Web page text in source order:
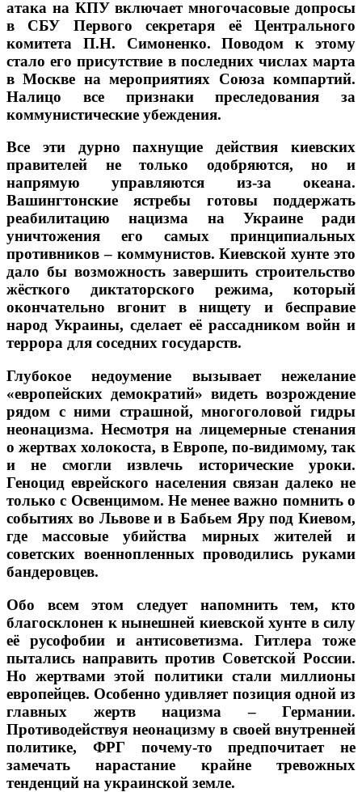
атака на КПУ включает многочасовые допросы
в СБУ Первого секретаря её Центрального
комитета П.Н. Симоненко. Поводом к этому
стало его присутствие в последних числах марта
в Москве на мероприятиях Союза компартий.
Налицо все признаки преследования за
коммунистические убеждения.
Все эти дурно пахнущие действия киевских
правителей не только одобряются, но и
напрямую управляются из-за океана.
Вашингтонские ястребы готовы поддержать
реабилитацию нацизма на Украине ради
уничтожения его самых принципиальных
противников – коммунистов. Киевской хунте это
дало бы возможность завершить строительство
жёсткого диктаторского режима, который
окончательно вгонит в нищету и бесправие
народ Украины, сделает её рассадником войн и
террора для соседних государств.
Глубокое недоумение вызывает нежелание
«европейских демократий» видеть возрождение
рядом с ними страшной, многоголовой гидры
неонацизма. Несмотря на лицемерные стенания
о жертвах холокоста, в Европе, по-видимому, так
и не смогли извлечь исторические уроки.
Геноцид еврейского населения связан далеко не
только с Освенцимом. Не менее важно помнить о
событиях во Львове и в Бабьем Яру под Киевом,
где массовые убийства мирных жителей и
советских военнопленных проводились руками
бандеровцев.
Обо всем этом следует напомнить тем, кто
благосклонен к нынешней киевской хунте в силу
её русофобии и антисоветизма. Гитлера тоже
пытались направить против Советской России.
Но жертвами этой политики стали миллионы
европейцев. Особенно удивляет позиция одной из
главных жертв нацизма – Германии.
Противодействуя неонацизму в своей внутренней
политике, ФРГ почему-то предпочитает не
замечать нарастание крайне тревожных
тенденций на украинской земле.